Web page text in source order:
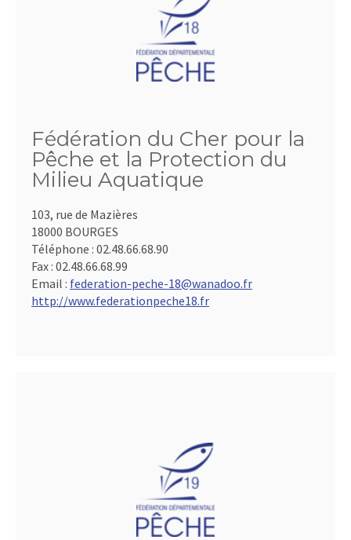
Fédération du Cher pour la
Pêche et la Protection du
Milieu Aquatique
103, rue de Mazières
18000 BOURGES
Téléphone : 02.48.66.68.90
Fax : 02.48.66.68.99
Email : federation-peche-18@wanadoo.fr
http://www.federationpeche18.fr